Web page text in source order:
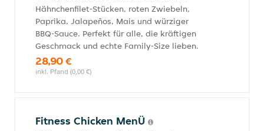
Hähnchenfilet-Stücken, roten Zwiebeln,
Paprika, Jalapeños, Mais und würziger
BBQ-Sauce. Perfekt für alle, die kräftigen
Geschmack und echte Family-Size lieben.
28,90 €
inkl. Pfand (0,00 €)
Fitness Chicken MenÜ